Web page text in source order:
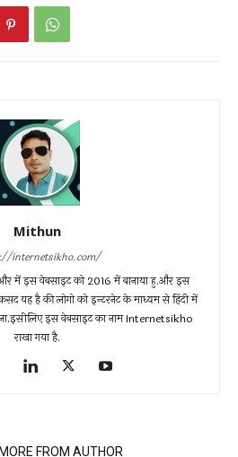
Mithun
internetsikho.com/
में इस वेबसाइट को 2016 में बानाया हु.और इस
यह है की लोगो को इन्टरनेट के माध्यम से हिंदी में
इस वेबसाइट का नाम Internetsikho
राखा गया है.
MORE FROM AUTHOR